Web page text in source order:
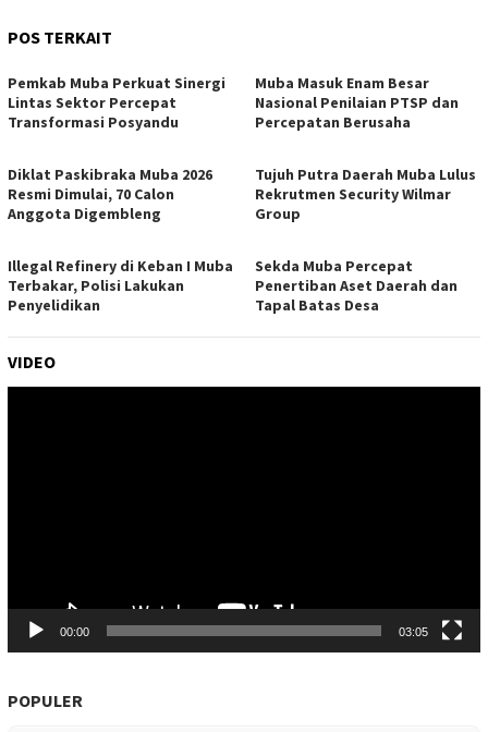
POS TERKAIT
Pemkab Muba Perkuat Sinergi
Lintas Sektor Percepat
Transformasi Posyandu
Muba Masuk Enam Besar
Nasional Penilaian PTSP dan
Percepatan Berusaha
Diklat Paskibraka Muba 2026
Resmi Dimulai, 70 Calon
Anggota Digembleng
Tujuh Putra Daerah Muba Lulus
Rekrutmen Security Wilmar
Group
Illegal Refinery di Keban I Muba
Terbakar, Polisi Lakukan
Penyelidikan
Sekda Muba Percepat
Penertiban Aset Daerah dan
Tapal Batas Desa
VIDEO
00:00 03:05
POPULER